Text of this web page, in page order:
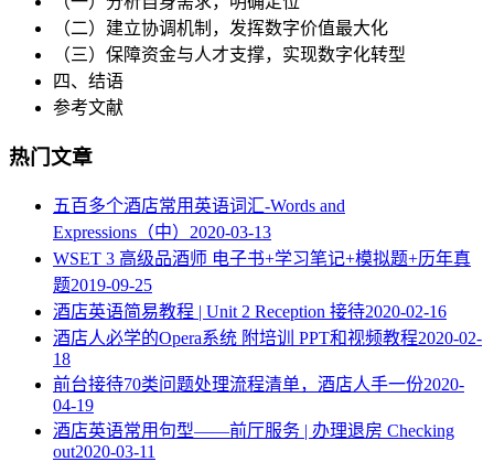
（二）建立协调机制，发挥数字价值最大化
（三）保障资金与人才支撑，实现数字化转型
四、结语
参考文献
热门文章
五百多个酒店常用英语词汇-Words and
Expressions（中） 2020-03-13
WSET 3 高级品酒师 电子书+学习笔记+模拟题+历年真
题2019-09-25
酒店英语简易教程 | Unit 2 Reception 接待2020-02-16
酒店人必学的Opera系统 附培训 PPT和视频教程2020-02-
18
​前台接待70类问题处理流程清单，酒店人手一份2020-
04-19
酒店英语常用句型——前厅服务 | 办理退房 Checking
out2020-03-11